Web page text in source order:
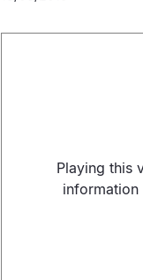
Playing this
information